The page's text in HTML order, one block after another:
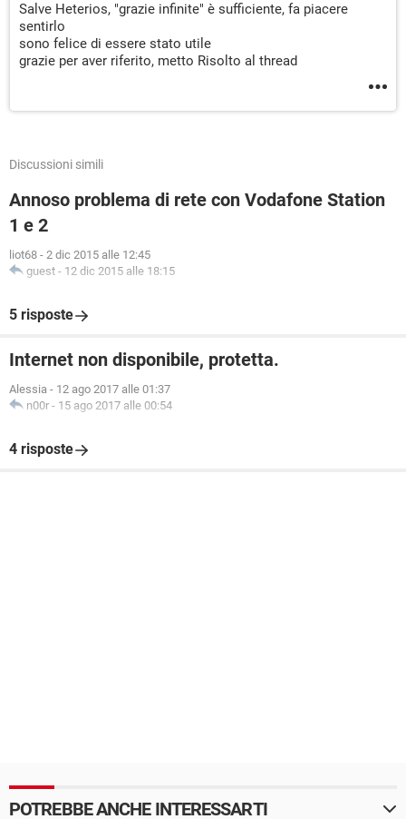
Salve Heterios, "grazie infinite" è sufficiente, fa piacere
sentirlo
sono felice di essere stato utile
grazie per aver riferito, metto Risolto al thread
Discussioni simili
Annoso problema di rete con Vodafone Station
1 e 2
liot68 - 2 dic 2015 alle 12:45
guest - 12 dic 2015 alle 18:15
5 risposte
Internet non disponibile, protetta.
Alessia - 12 ago 2017 alle 01:37
n00r - 15 ago 2017 alle 00:54
4 risposte
POTREBBE ANCHE INTERESSARTI